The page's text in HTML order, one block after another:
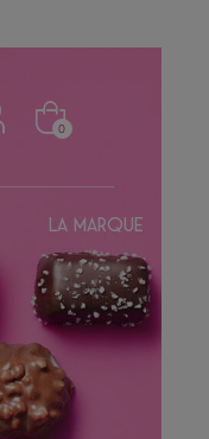
0
La marque